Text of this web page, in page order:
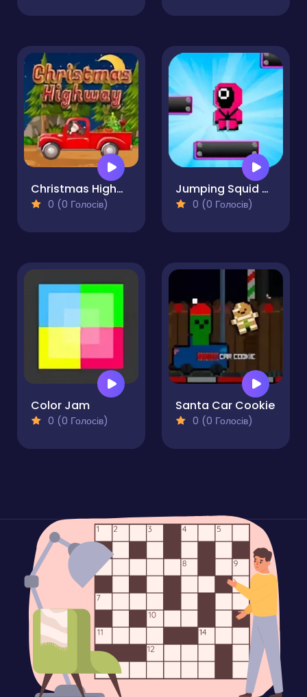
Christmas Highway
0 (0 Голосів)
Jumping Squid Game
0 (0 Голосів)
Color Jam
0 (0 Голосів)
Santa Car Cookie
0 (0 Голосів)